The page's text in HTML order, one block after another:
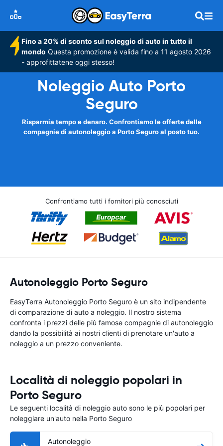
Fino a 20% di sconto sul noleggio di auto in tutto il
mondo Questa promozione è valida fino a 11 agosto 2026
- approfittatene oggi stesso!
Noleggio Auto Porto
Seguro
Risparmia tempo e denaro. Confrontiamo le offerte delle
compagnie di autonoleggio a Porto Seguro al posto tuo.
Confrontiamo tutti i fornitori più conosciuti
Autonoleggio Porto Seguro
EasyTerra Autonoleggio Porto Seguro è un sito indipendente
di comparazione di auto a noleggio. Il nostro sistema
confronta i prezzi delle più famose compagnie di autonoleggio
dando la possibilità ai nostri clienti di prenotare un'auto a
noleggio a un prezzo conveniente.
Località di noleggio popolari in
Porto Seguro
Le seguenti località di noleggio auto sono le più popolari per
noleggiare un'auto nella Porto Seguro
Autonoleggio